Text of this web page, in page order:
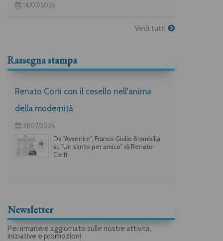
14/07/2026
Vedi tutti
Rassegna stampa
Renato Corti con il cesello nell'anima
della modernità
31/07/2026
Da "Avvenire", Franco Giulio Brambilla
su "Un santo per amico" di Renato
Corti
Newsletter
Per rimanere aggiornato sulle nostre attività,
iniziative e promozioni